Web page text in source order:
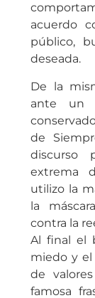
acuerdo
público,
deseada.
De la
ante un
de
discurso
extrema
utilizo la
la
contra la
Al final el
miedo y
de
famosa